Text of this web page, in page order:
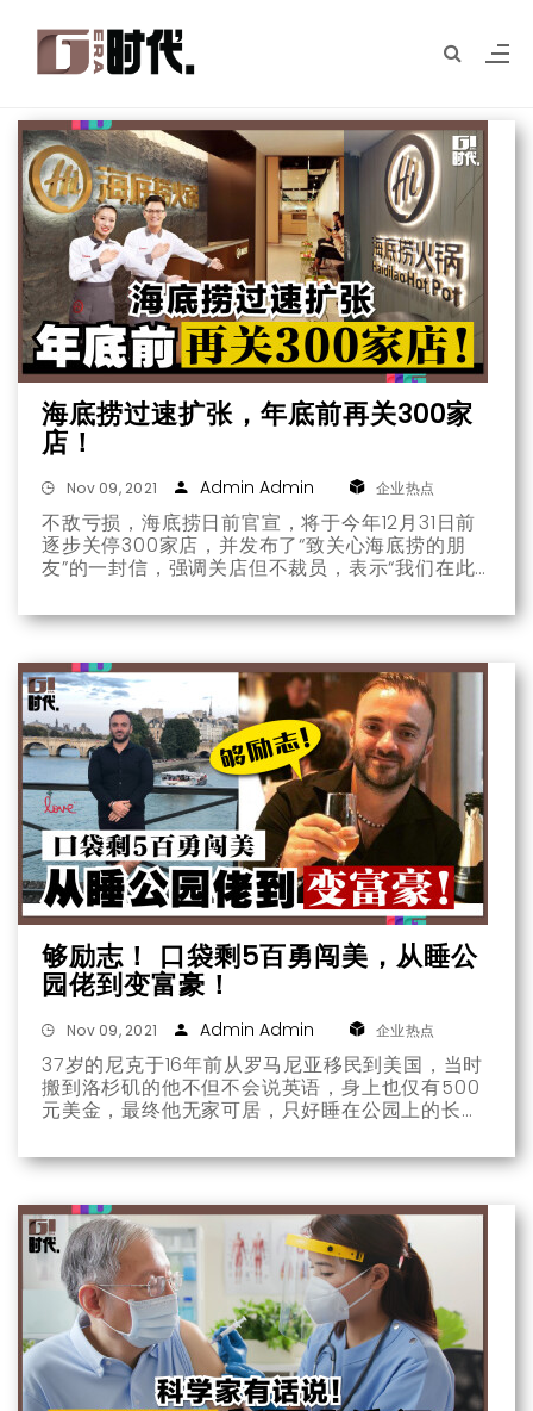
海底捞过速扩张，年底前再关300家
店！
Nov 09, 2021 Admin Admin 企业热点
不敌亏损，海底捞日前官宣，将于今年12月31日前
逐步关停300家店，并发布了“致关心海底捞的朋
友”的一封信，强调关店但不裁员，表示“我们在此
旧灿烂。
够励志！ 口袋剩5百勇闯美，从睡公
园佬到变富豪！
Nov 09, 2021 Admin Admin 企业热点
37岁的尼克于16年前从罗马尼亚移民到美国，当时
搬到洛杉矶的他不但不会说英语，身上也仅有500
元美金，最终他无家可居，只好睡在公园上的长椅